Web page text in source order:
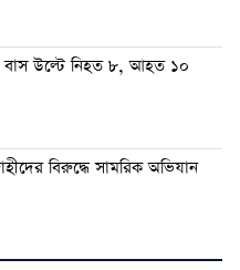
বাস উল্টে নিহত ৮, আহত ১০
বিরুদ্ধে সামরিক অভিযান